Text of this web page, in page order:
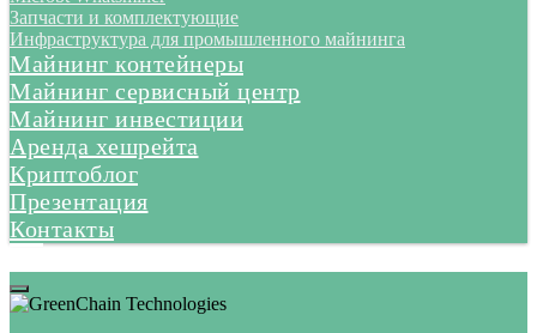
Запчасти и комплектующие
Инфраструктура для промышленного майнинга
Майнинг контейнеры
Майнинг сервисный центр
Майнинг инвестиции
Аренда хешрейта
Криптоблог
Презентация
Контакты